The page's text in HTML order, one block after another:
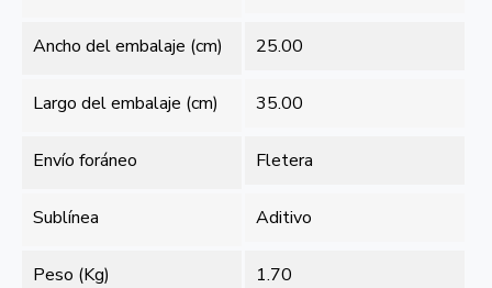
Ancho del embalaje (cm) 25.00
Largo del embalaje (cm) 35.00
Envío foráneo Fletera
Sublínea Aditivo
Peso (Kg) 1.70